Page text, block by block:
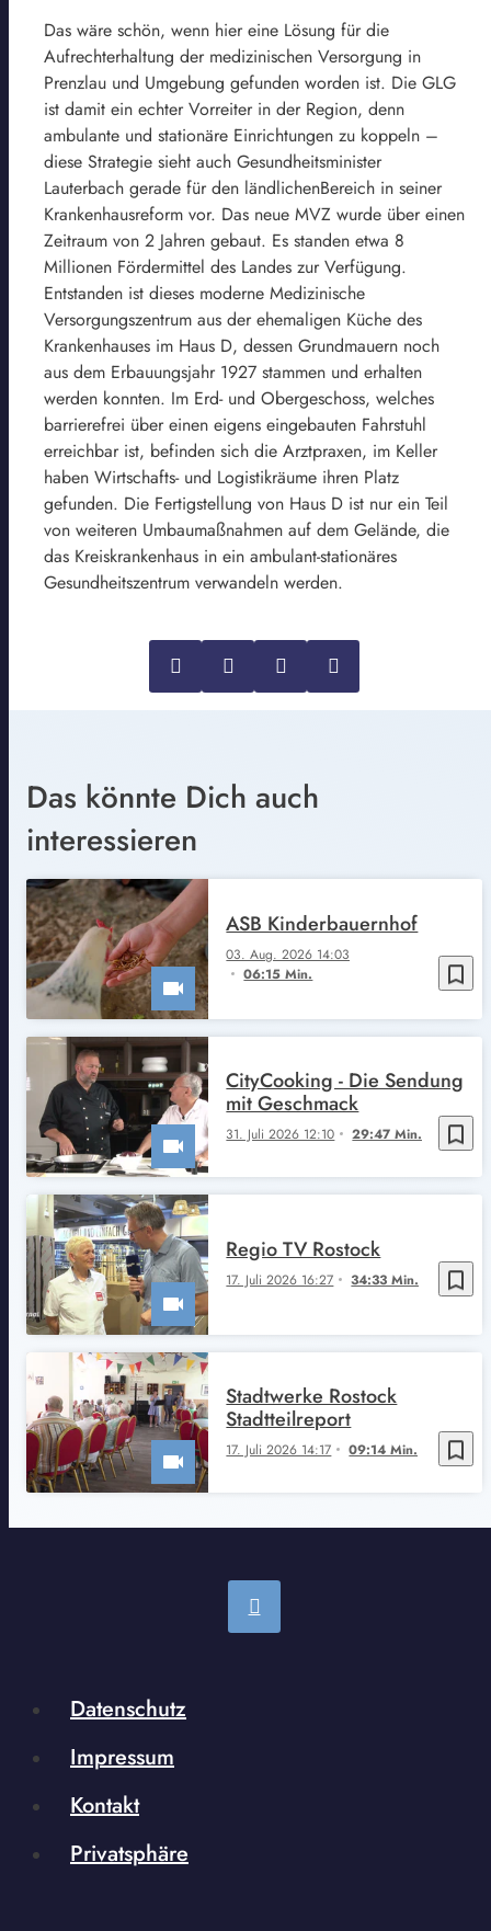
Das wäre schön, wenn hier eine Lösung für die
Aufrechterhaltung der medizinischen Versorgung in
Prenzlau und Umgebung gefunden worden ist. Die GLG
ist damit ein echter Vorreiter in der Region, denn
ambulante und stationäre Einrichtungen zu koppeln –
diese Strategie sieht auch Gesundheitsminister
Lauterbach gerade für den ländlichenBereich in seiner
Krankenhausreform vor. Das neue MVZ wurde über einen
Zeitraum von 2 Jahren gebaut. Es standen etwa 8
Millionen Fördermittel des Landes zur Verfügung.
Entstanden ist dieses moderne Medizinische
Versorgungszentrum aus der ehemaligen Küche des
Krankenhauses im Haus D, dessen Grundmauern noch
aus dem Erbauungsjahr 1927 stammen und erhalten
werden konnten. Im Erd- und Obergeschoss, welches
barrierefrei über einen eigens eingebauten Fahrstuhl
erreichbar ist, befinden sich die Arztpraxen, im Keller
haben Wirtschafts- und Logistikräume ihren Platz
gefunden. Die Fertigstellung von Haus D ist nur ein Teil
von weiteren Umbaumaßnahmen auf dem Gelände, die
das Kreiskrankenhaus in ein ambulant-stationäres
Gesundheitszentrum verwandeln werden.
Das könnte Dich auch
interessieren
bookmark_border
03. Aug. 2026 14:03
06:15 Min.
ASB Kinderbauernhof
bookmark_border
31. Juli 2026 12:10 29:47 Min.
CityCooking - Die Sendung
mit Geschmack
bookmark_border
17. Juli 2026 16:27 34:33 Min.
Regio TV Rostock
bookmark_border
17. Juli 2026 14:17 09:14 Min.
Stadtwerke Rostock
Stadtteilreport
Datenschutz
Impressum
Kontakt
Privatsphäre